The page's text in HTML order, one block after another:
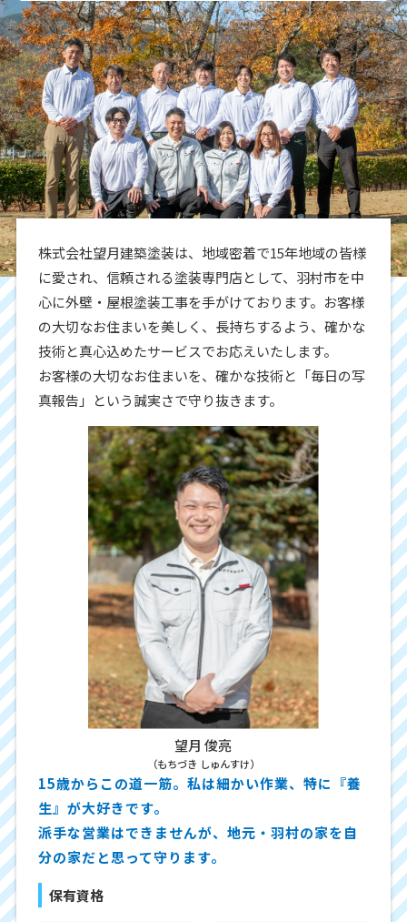
株式会社望月建築塗装は、地域密着で15年地域の皆様
に愛され、信頼される塗装専門店として、羽村市を中
心に外壁・屋根塗装工事を手がけております。お客様
の大切なお住まいを美しく、長持ちするよう、確かな
技術と真心込めたサービスでお応えいたします。
お客様の大切なお住まいを、確かな技術と「毎日の写
真報告」という誠実さで守り抜きます。
望月 俊亮
（もちづき しゅんすけ）
15歳からこの道一筋。私は細かい作業、特に『養
生』が大好きです。
派手な営業はできませんが、地元・羽村の家を自
分の家だと思って守ります。
保有資格